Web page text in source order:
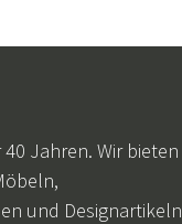
Jahren. Wir bieten
und Designartikeln